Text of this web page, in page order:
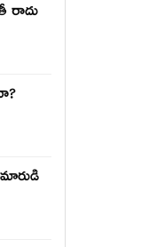
రాదు